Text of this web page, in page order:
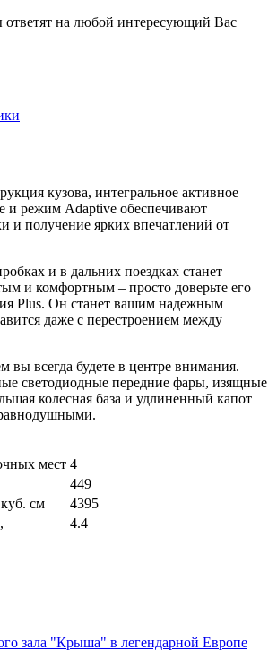
на любой интересующий Вас
кузова, интегральное активное
и режим Adaptive обеспечивают
и получение ярких впечатлений от
и в дальних поездках станет
и комфортным – просто доверьте его
Plus. Он станет вашим надежным
даже с перестроением между
вы всегда будете в центре внимания.
светодиодные передние фары, изящные
колесная база и удлиненный капот
мест 4
449
см
4395
4.4